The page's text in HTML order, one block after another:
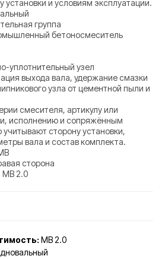
установки и условиям эксплуатации.
группа
бетоносмеситель
уплотнительный узел
выхода вала, удержание смазки
узла от цементной пыли и
смесителя, артикулу или
исполнению и сопряжённым
сторону установки,
вала и состав комплекта.
сторона
2.0
MB 2.0